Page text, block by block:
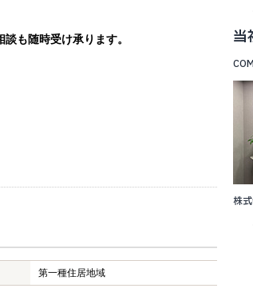
も随時受け承ります。
第一種住居地域
当
株